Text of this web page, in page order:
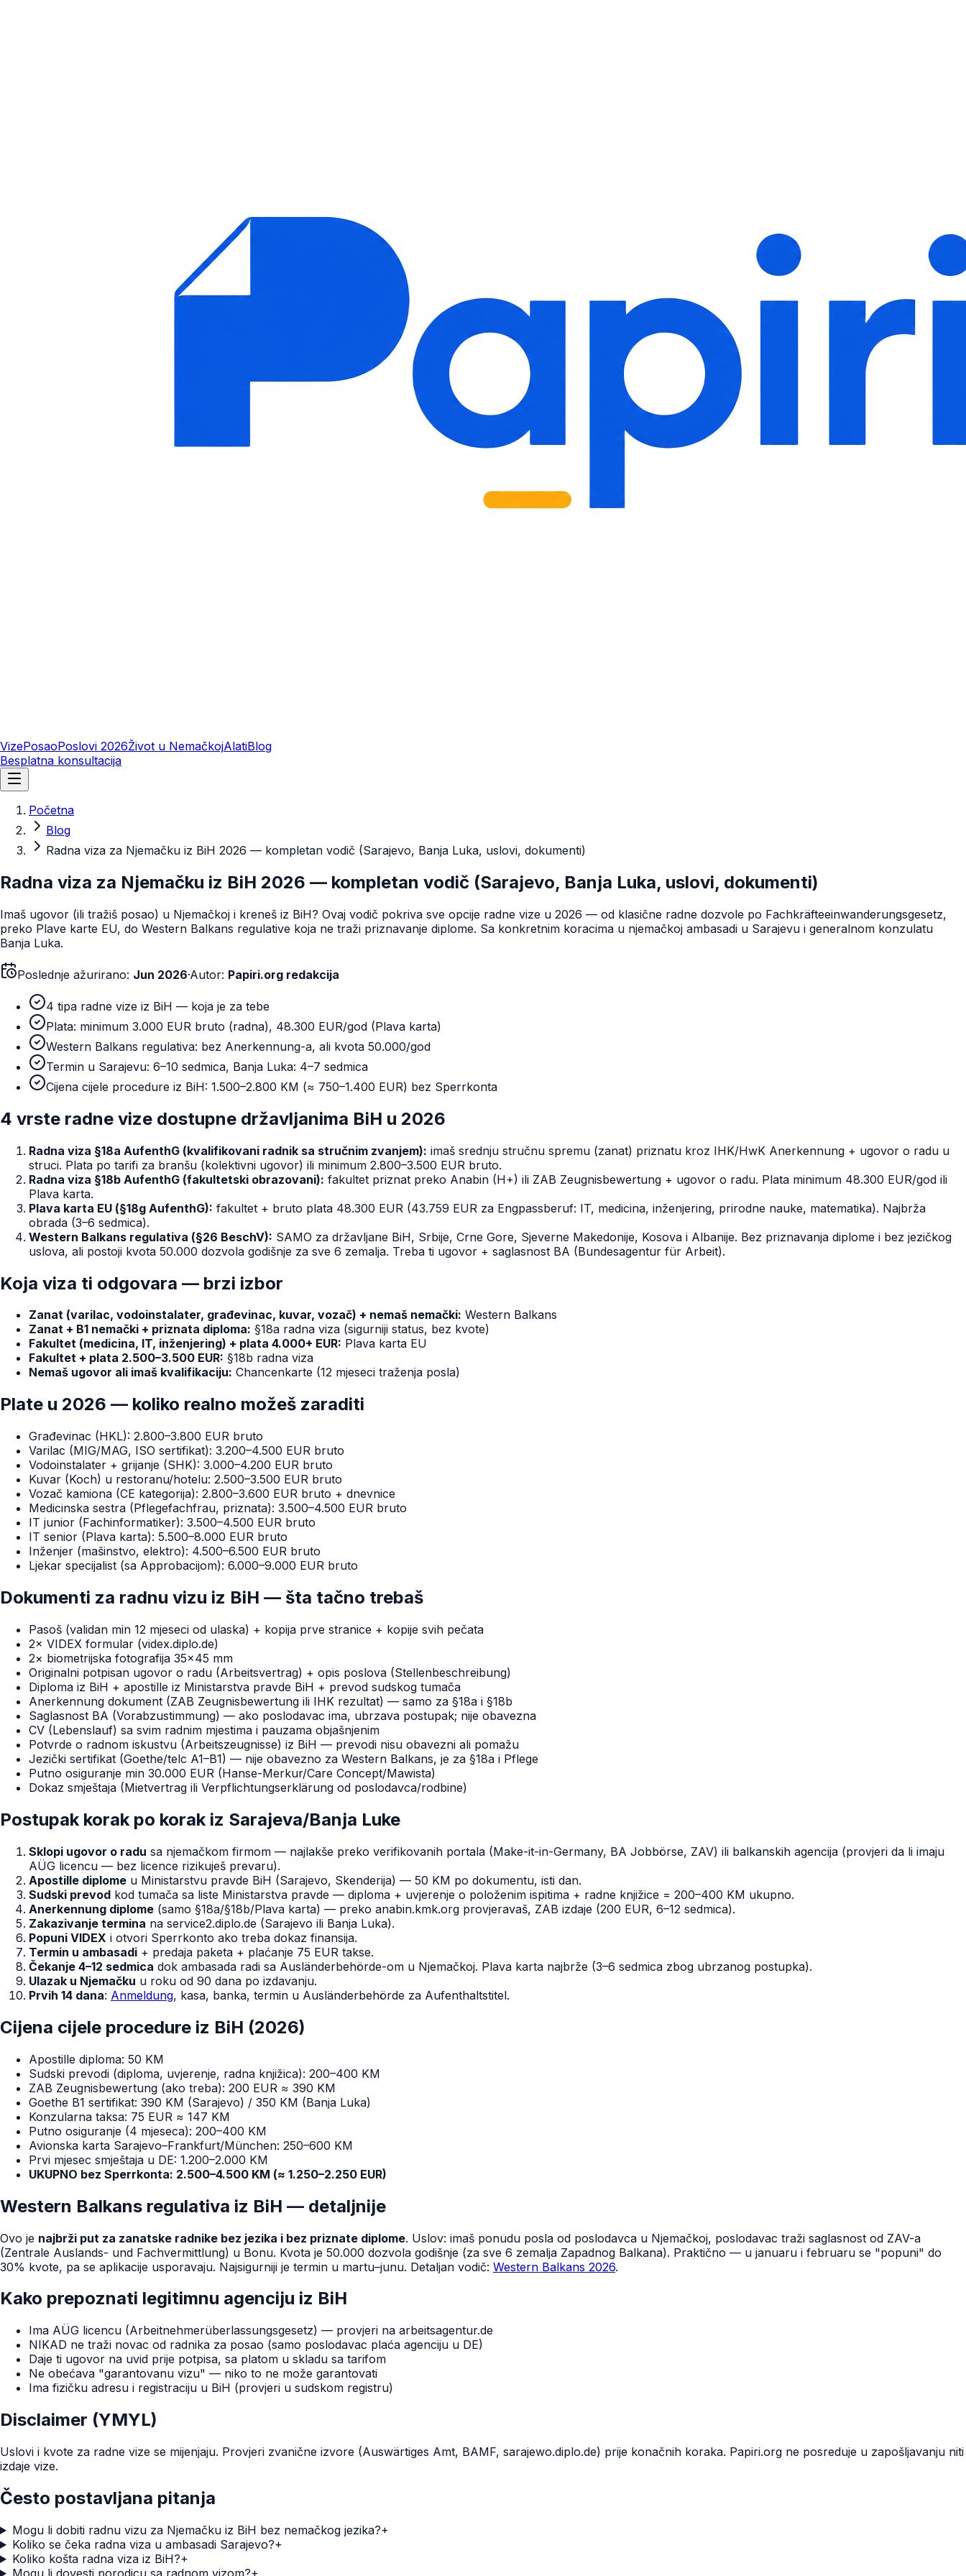
VizePosaoPoslovi 2026Život u NemačkojAlatiBlog
Besplatna konsultacija
Početna
Blog
Radna viza za Njemačku iz BiH 2026 — kompletan vodič (Sarajevo, Banja Luka, uslovi, dokumenti)
Radna viza za Njemačku iz BiH 2026 — kompletan vodič (Sarajevo, Banja Luka, uslovi, dokumenti)
Imaš ugovor (ili tražiš posao) u Njemačkoj i kreneš iz BiH? Ovaj vodič pokriva sve opcije radne vize u 2026 — od klasične radne dozvole po Fachkräfteeinwanderungsgesetz,
preko Plave karte EU, do Western Balkans regulative koja ne traži priznavanje diplome. Sa konkretnim koracima u njemačkoj ambasadi u Sarajevu i generalnom konzulatu
Banja Luka.
Poslednje ažurirano: Jun 2026·Autor: Papiri.org redakcija
4 tipa radne vize iz BiH — koja je za tebe
Plata: minimum 3.000 EUR bruto (radna), 48.300 EUR/god (Plava karta)
Western Balkans regulativa: bez Anerkennung-a, ali kvota 50.000/god
Termin u Sarajevu: 6–10 sedmica, Banja Luka: 4–7 sedmica
Cijena cijele procedure iz BiH: 1.500–2.800 KM (≈ 750–1.400 EUR) bez Sperrkonta
4 vrste radne vize dostupne državljanima BiH u 2026
Radna viza §18a AufenthG (kvalifikovani radnik sa stručnim zvanjem): imaš srednju stručnu spremu (zanat) priznatu kroz IHK/HwK Anerkennung + ugovor o radu u
struci. Plata po tarifi za branšu (kolektivni ugovor) ili minimum 2.800–3.500 EUR bruto.
Radna viza §18b AufenthG (fakultetski obrazovani): fakultet priznat preko Anabin (H+) ili ZAB Zeugnisbewertung + ugovor o radu. Plata minimum 48.300 EUR/god ili
Plava karta.
Plava karta EU (§18g AufenthG): fakultet + bruto plata 48.300 EUR (43.759 EUR za Engpassberuf: IT, medicina, inženjering, prirodne nauke, matematika). Najbrža
obrada (3–6 sedmica).
Western Balkans regulativa (§26 BeschV): SAMO za državljane BiH, Srbije, Crne Gore, Sjeverne Makedonije, Kosova i Albanije. Bez priznavanja diplome i bez jezičkog
uslova, ali postoji kvota 50.000 dozvola godišnje za sve 6 zemalja. Treba ti ugovor + saglasnost BA (Bundesagentur für Arbeit).
Koja viza ti odgovara — brzi izbor
Zanat (varilac, vodoinstalater, građevinac, kuvar, vozač) + nemaš nemački: Western Balkans
Zanat + B1 nemački + priznata diploma: §18a radna viza (sigurniji status, bez kvote)
Fakultet (medicina, IT, inženjering) + plata 4.000+ EUR: Plava karta EU
Fakultet + plata 2.500–3.500 EUR: §18b radna viza
Nemaš ugovor ali imaš kvalifikaciju: Chancenkarte (12 mjeseci traženja posla)
Plate u 2026 — koliko realno možeš zaraditi
Građevinac (HKL): 2.800–3.800 EUR bruto
Varilac (MIG/MAG, ISO sertifikat): 3.200–4.500 EUR bruto
Vodoinstalater + grijanje (SHK): 3.000–4.200 EUR bruto
Kuvar (Koch) u restoranu/hotelu: 2.500–3.500 EUR bruto
Vozač kamiona (CE kategorija): 2.800–3.600 EUR bruto + dnevnice
Medicinska sestra (Pflegefachfrau, priznata): 3.500–4.500 EUR bruto
IT junior (Fachinformatiker): 3.500–4.500 EUR bruto
IT senior (Plava karta): 5.500–8.000 EUR bruto
Inženjer (mašinstvo, elektro): 4.500–6.500 EUR bruto
Ljekar specijalist (sa Approbacijom): 6.000–9.000 EUR bruto
Dokumenti za radnu vizu iz BiH — šta tačno trebaš
Pasoš (validan min 12 mjeseci od ulaska) + kopija prve stranice + kopije svih pečata
2× VIDEX formular (videx.diplo.de)
2× biometrijska fotografija 35×45 mm
Originalni potpisan ugovor o radu (Arbeitsvertrag) + opis poslova (Stellenbeschreibung)
Diploma iz BiH + apostille iz Ministarstva pravde BiH + prevod sudskog tumača
Anerkennung dokument (ZAB Zeugnisbewertung ili IHK rezultat) — samo za §18a i §18b
Saglasnost BA (Vorabzustimmung) — ako poslodavac ima, ubrzava postupak; nije obavezna
CV (Lebenslauf) sa svim radnim mjestima i pauzama objašnjenim
Potvrde o radnom iskustvu (Arbeitszeugnisse) iz BiH — prevodi nisu obavezni ali pomažu
Jezički sertifikat (Goethe/telc A1–B1) — nije obavezno za Western Balkans, je za §18a i Pflege
Putno osiguranje min 30.000 EUR (Hanse-Merkur/Care Concept/Mawista)
Dokaz smještaja (Mietvertrag ili Verpflichtungserklärung od poslodavca/rodbine)
Postupak korak po korak iz Sarajeva/Banja Luke
Sklopi ugovor o radu sa njemačkom firmom — najlakše preko verifikovanih portala (Make-it-in-Germany, BA Jobbörse, ZAV) ili balkanskih agencija (provjeri da li imaju
AÜG licencu — bez licence rizikuješ prevaru).
Apostille diplome u Ministarstvu pravde BiH (Sarajevo, Skenderija) — 50 KM po dokumentu, isti dan.
Sudski prevod kod tumača sa liste Ministarstva pravde — diploma + uvjerenje o položenim ispitima + radne knjižice = 200–400 KM ukupno.
Anerkennung diplome (samo §18a/§18b/Plava karta) — preko anabin.kmk.org provjeravaš, ZAB izdaje (200 EUR, 6–12 sedmica).
Zakazivanje termina na service2.diplo.de (Sarajevo ili Banja Luka).
Popuni VIDEX i otvori Sperrkonto ako treba dokaz finansija.
Termin u ambasadi + predaja paketa + plaćanje 75 EUR takse.
Čekanje 4–12 sedmica dok ambasada radi sa Ausländerbehörde-om u Njemačkoj. Plava karta najbrže (3–6 sedmica zbog ubrzanog postupka).
Ulazak u Njemačku u roku od 90 dana po izdavanju.
Prvih 14 dana: Anmeldung, kasa, banka, termin u Ausländerbehörde za Aufenthaltstitel.
Cijena cijele procedure iz BiH (2026)
Apostille diploma: 50 KM
Sudski prevodi (diploma, uvjerenje, radna knjižica): 200–400 KM
ZAB Zeugnisbewertung (ako treba): 200 EUR ≈ 390 KM
Goethe B1 sertifikat: 390 KM (Sarajevo) / 350 KM (Banja Luka)
Konzularna taksa: 75 EUR ≈ 147 KM
Putno osiguranje (4 mjeseca): 200–400 KM
Avionska karta Sarajevo–Frankfurt/München: 250–600 KM
Prvi mjesec smještaja u DE: 1.200–2.000 KM
UKUPNO bez Sperrkonta: 2.500–4.500 KM (≈ 1.250–2.250 EUR)
Western Balkans regulativa iz BiH — detaljnije
Ovo je najbrži put za zanatske radnike bez jezika i bez priznate diplome. Uslov: imaš ponudu posla od poslodavca u Njemačkoj, poslodavac traži saglasnost od ZAV-a
(Zentrale Auslands- und Fachvermittlung) u Bonu. Kvota je 50.000 dozvola godišnje (za sve 6 zemalja Zapadnog Balkana). Praktično — u januaru i februaru se "popuni" do
30% kvote, pa se aplikacije usporavaju. Najsigurniji je termin u martu–junu. Detaljan vodič: Western Balkans 2026.
Kako prepoznati legitimnu agenciju iz BiH
Ima AÜG licencu (Arbeitnehmerüberlassungsgesetz) — provjeri na arbeitsagentur.de
NIKAD ne traži novac od radnika za posao (samo poslodavac plaća agenciju u DE)
Daje ti ugovor na uvid prije potpisa, sa platom u skladu sa tarifom
Ne obećava "garantovanu vizu" — niko to ne može garantovati
Ima fizičku adresu i registraciju u BiH (provjeri u sudskom registru)
Disclaimer (YMYL)
Uslovi i kvote za radne vize se mijenjaju. Provjeri zvanične izvore (Auswärtiges Amt, BAMF, sarajewo.diplo.de) prije konačnih koraka. Papiri.org ne posreduje u zapošljavanju niti
izdaje vize.
Često postavljana pitanja
Mogu li dobiti radnu vizu za Njemačku iz BiH bez nemačkog jezika?+
Koliko se čeka radna viza u ambasadi Sarajevo?+
Koliko košta radna viza iz BiH?+
Mogu li dovesti porodicu sa radnom vizom?+